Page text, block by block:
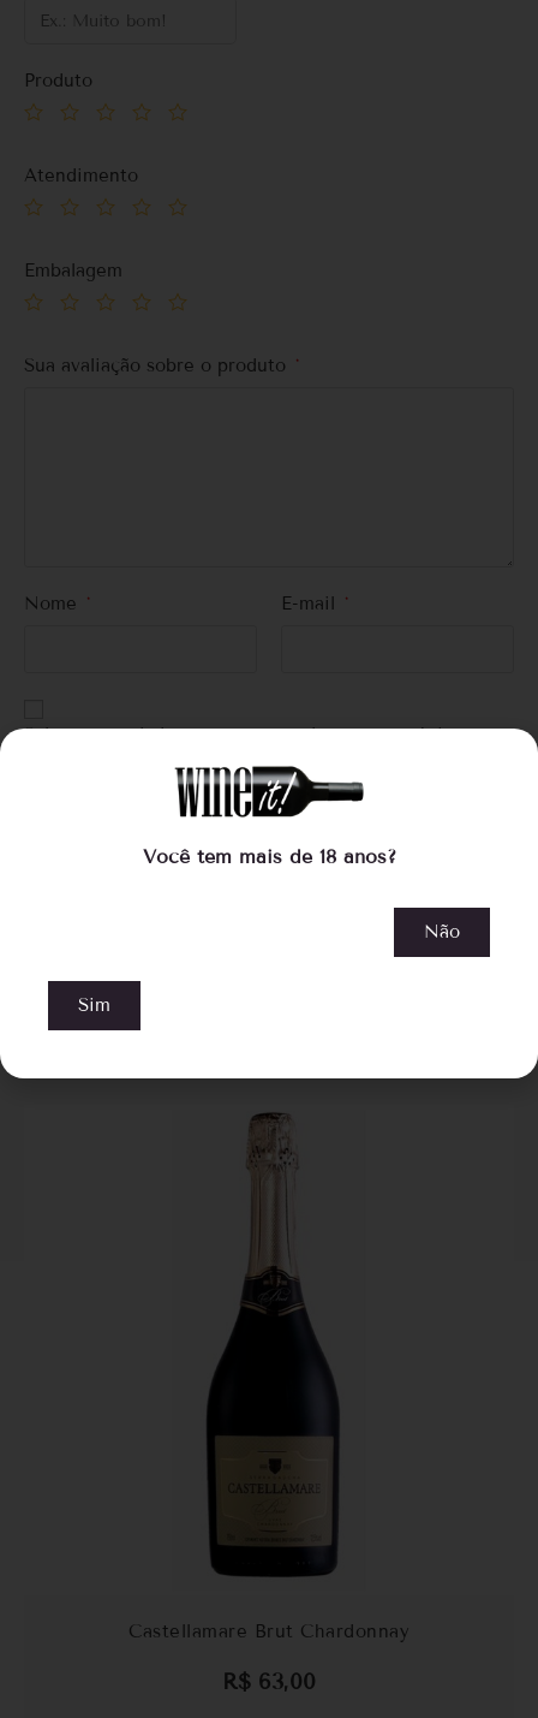
Produto
Atendimento
Embalagem
Sua avaliação sobre o produto *
Nome * E-mail *
Salvar meus dados neste navegador para a próxima vez
PRODUTOS RELACIONADOS
Castellamare Brut Chardonnay
R$ 63,00
Você tem mais de 18 anos?
Não
Sim